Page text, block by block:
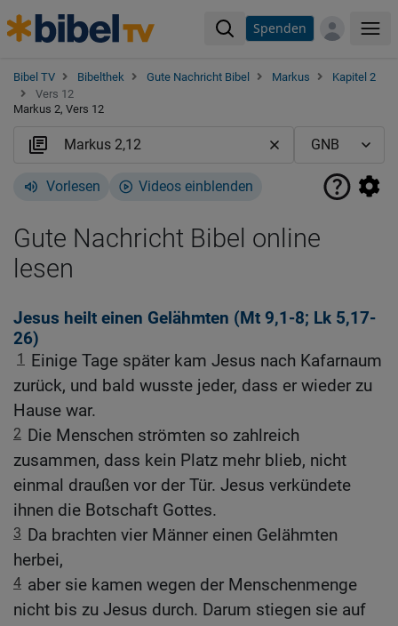
Spenden
Bibel TV Bibelthek Gute Nachricht Bibel Markus
Kapitel 2
Vers 12
Markus 2, Vers 12
Vorlesen Videos einblenden
Gute Nachricht Bibel online
lesen
Jesus heilt einen Gelähmten (Mt 9,1-8; Lk 5,17-
26)
1
Einige Tage später kam Jesus nach Kafarnaum
zurück, und bald wusste jeder, dass er wieder zu
Hause war.
2 Die Menschen strömten so zahlreich
zusammen, dass kein Platz mehr blieb, nicht
einmal draußen vor der Tür. Jesus verkündete
ihnen die Botschaft Gottes.
3 Da brachten vier Männer einen Gelähmten
herbei,
4 aber sie kamen wegen der Menschenmenge
nicht bis zu Jesus durch. Darum stiegen sie auf